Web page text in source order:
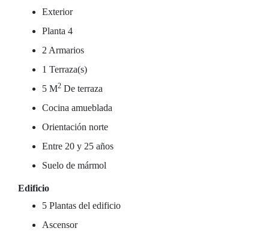
Exterior
Planta 4
2 Armarios
1 Terraza(s)
5 M2 De terraza
Cocina amueblada
Orientación norte
Entre 20 y 25 años
Suelo de mármol
Edificio
5 Plantas del edificio
Ascensor